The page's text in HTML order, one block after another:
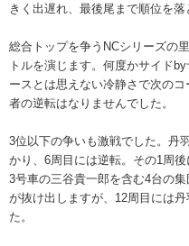
きく出遅れ、最後尾まで順位を落
総合トップを争うNCシリーズの
トルを演じます。何度かサイド
ースとは思えない冷静さで次の
者の逆転はなりませんでした。
3位以下の争いも激戦でした。丹
かり、6周目には逆転。その1周
3号車の三谷貴一郎を含む4台の
が抜け出しますが、12周目には
た。